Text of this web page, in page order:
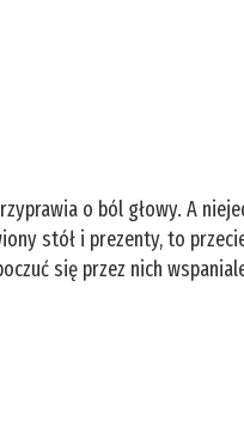
o ból głowy. A
stół i prezenty, to
się przez nich